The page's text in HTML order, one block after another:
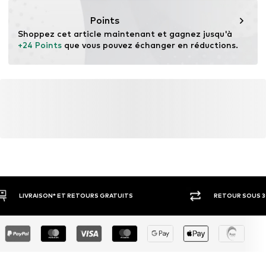
animaux et la gestion des terres avant, pendant et après
l'extraction des matières.
En savoir plus
Points
+24 Points que vous pouvez échanger en réductions.
RETOUR SOUS 30 JOURS LARGE